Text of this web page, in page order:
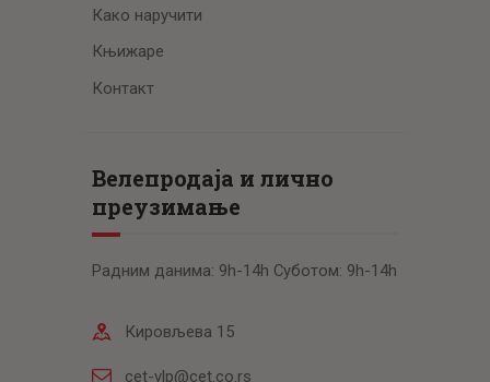
Како наручити
Књижаре
Контакт
Велепродаја и лично
преузимање
Радним данима: 9h-14h Суботом: 9h-14h
Кировљева 15
cet-vlp@cet.co.rs